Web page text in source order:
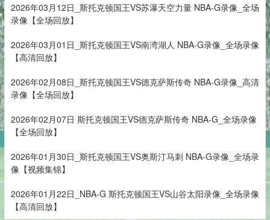
2026年03月12日_斯托克顿国王VS苏瀑天空力量 NBA-G录像_全场
录像【全场回放】
2026年03月01日_斯托克顿国王VS南湾湖人 NBA-G录像_全场录像
【高清回放】
2026年02月08日_斯托克顿国王VS德克萨斯传奇 NBA-G录像_高清
录像【全场回放】
2026年02月07日 斯托克顿国王VS德克萨斯传奇 NBA-G_全场录像
【全场回放】
2026年01月30日_斯托克顿国王VS奥斯汀马刺 NBA-G录像_全场录
像【视频集锦】
2026年01月22日_NBA-G 斯托克顿国王VS山谷太阳录像_全场录像
【高清回放】